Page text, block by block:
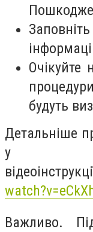
Очікуйте
будуть
Детальніше
у
Важливо.